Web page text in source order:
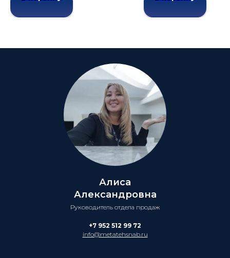
Алиса
Александровна
Руководитель отдела продаж
+7 952 512 99 72
info@metatehsnab.ru